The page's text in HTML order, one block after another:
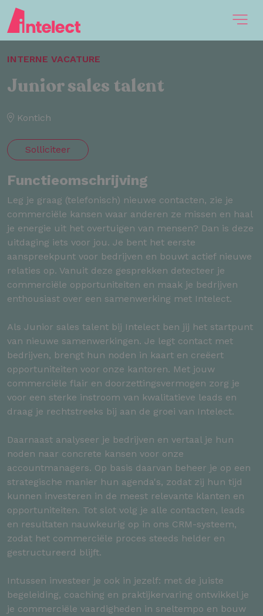
INTERNE VACATURE
Junior sales talent
Kontich
Solliciteer
Functieomschrijving
Leg je graag (telefonisch) nieuwe contacten, zie je
commerciële kansen waar anderen ze missen en haal
je energie uit het overtuigen van mensen? Dan is deze
uitdaging iets voor jou. Je bent het eerste
aanspreekpunt voor bedrijven en bouwt actief nieuwe
relaties op. Vanuit deze gesprekken detecteer je
commerciële opportuniteiten en maak je bedrijven
enthousiast over een samenwerking met Intelect.
Als Junior sales talent bij Intelect ben jij het startpunt
van nieuwe samenwerkingen. Je legt contact met
bedrijven, brengt hun noden in kaart en creëert
opportuniteiten voor onze kantoren. Met jouw
commerciële flair en doorzettingsvermogen zorg je
voor een sterke instroom van kwalitatieve leads en
draag je rechtstreeks bij aan de groei van Intelect.
Daarnaast analyseer je bedrijven en vertaal je hun
noden naar concrete kansen voor onze
accountmanagers. Op basis daarvan beheer je op een
strategische manier hun agenda's, zodat zij hun tijd
kunnen investeren in de meest relevante klanten en
opportuniteiten. Tot slot volg je alle contacten, leads
en resultaten nauwkeurig op in ons CRM-systeem,
zodat het commerciële proces steeds helder en
gestructureerd blijft.
Intussen investeer je ook in jezelf: met de juiste
begeleiding, coaching en praktijkervaring ontwikkel je
je commerciële vaardigheden in sneltempo en bouw